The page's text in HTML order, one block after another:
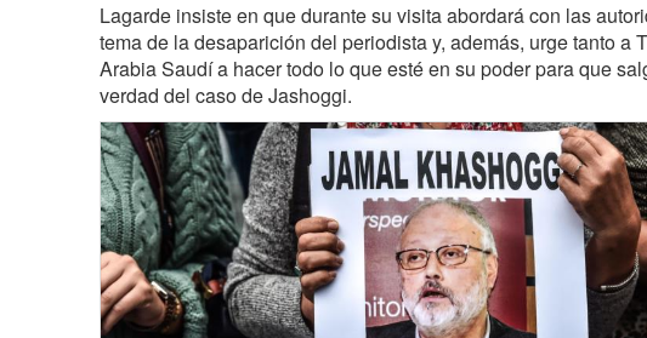
Lagarde insiste en que durante su visita abordará con las
tema de la desaparición del periodista y, además, urge tanto a
Arabia Saudí a hacer todo lo que esté en su poder para que
verdad del caso de Jashoggi.